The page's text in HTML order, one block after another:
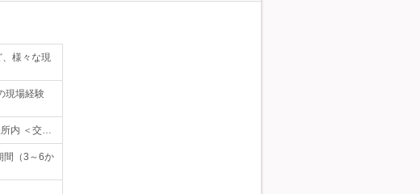
様々な現
現場経験
内 ＜交…
間（3～6か